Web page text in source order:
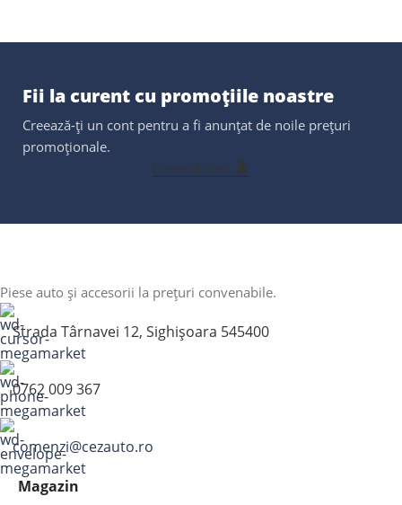
Fii la curent cu promoțiile noastre
Creează-ți un cont pentru a fi anunțat de noile prețuri
promoționale.
Creează cont
Piese auto și accesorii la prețuri convenabile.
Strada Târnavei 12, Sighișoara 545400
0762 009 367
comenzi@cezauto.ro
Magazin